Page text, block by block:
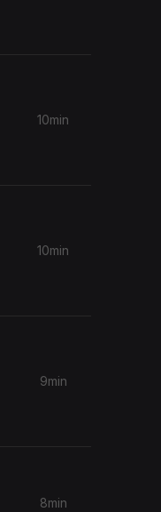
10min
10min
9min
8min